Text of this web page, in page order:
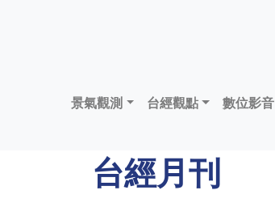
景氣觀測 台經觀點 數位影音
台經月刊